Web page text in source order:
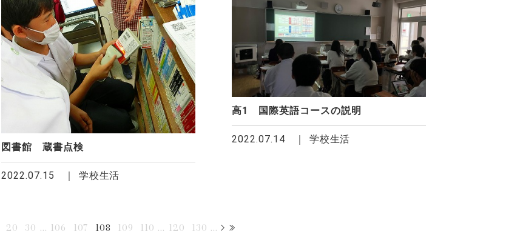
図書館 蔵書点検
2022.07.15 学校生活
高1 国際英語コースの説明
2022.07.14 学校生活
20 30 ... 106 107 108 109 110 ... 120 130 ...